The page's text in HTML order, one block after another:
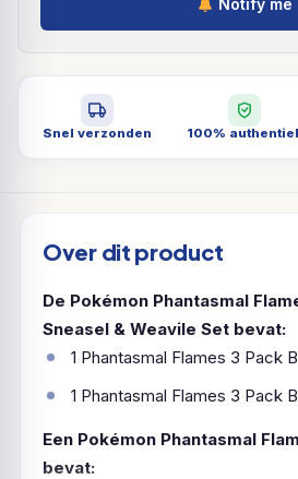
Notify me
Snel verzonden 100%
Over dit product
De Pokémon Phantasmal
Sneasel & Weavile Set bevat:
1 Phantasmal Flames 3 Pack
1 Phantasmal Flames 3 Pack
Een Pokémon Phantasmal
bevat: